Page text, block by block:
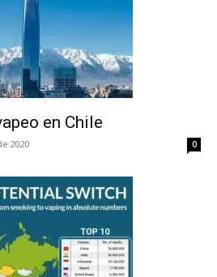
de las
en Chile
2020 0